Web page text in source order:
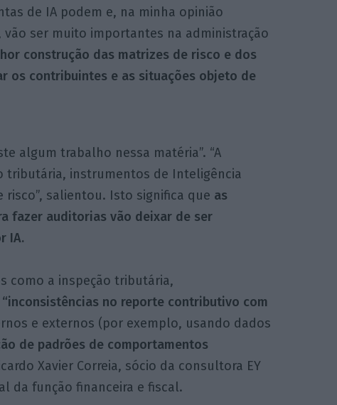
de IA podem e, na minha opinião
vão ser muito importantes na administração
construção das matrizes de risco e dos
os contribuintes e as situações objeto de
algum trabalho nessa matéria”. “A
tributária, instrumentos de Inteligência
salientou. Isto significa que as
fazer auditorias vão deixar de ser
IA.
como a inspeção tributária,
no reporte contributivo com
e externos (por exemplo, usando dados
de padrões de comportamentos
Xavier Correia, sócio da consultora EY
da função financeira e fiscal.